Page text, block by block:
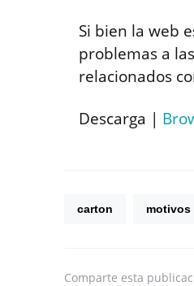
Si bien la web
problemas a
relacionados
Descarga |
carton motivos
Comparte esta